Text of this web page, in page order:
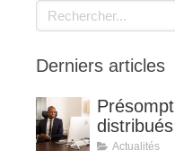
Rechercher
Derniers articles
l'affaire
Actualités